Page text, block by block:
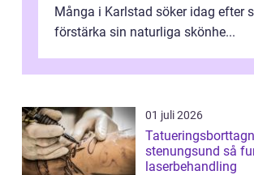
Många i Karlstad söker idag efter
förstärka sin naturliga skönhe...
01 juli 2026
stenungsund så funkar modern
laserbehandling